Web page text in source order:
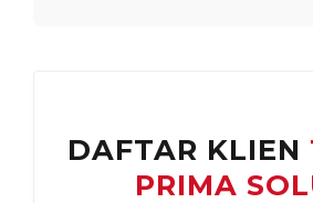
DAFTAR KLIEN
PRIMA